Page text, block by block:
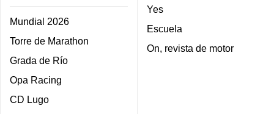
Mundial 2026
Torre de Marathon
Grada de Río
Opa Racing
CD Lugo
Yes
Escuela
On, revista de motor